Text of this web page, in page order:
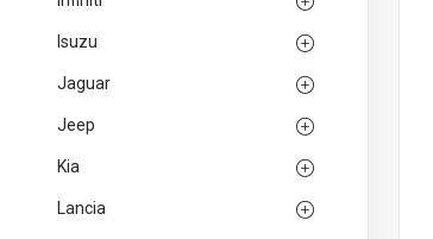
Isuzu
Jaguar
Jeep
Kia
Lancia